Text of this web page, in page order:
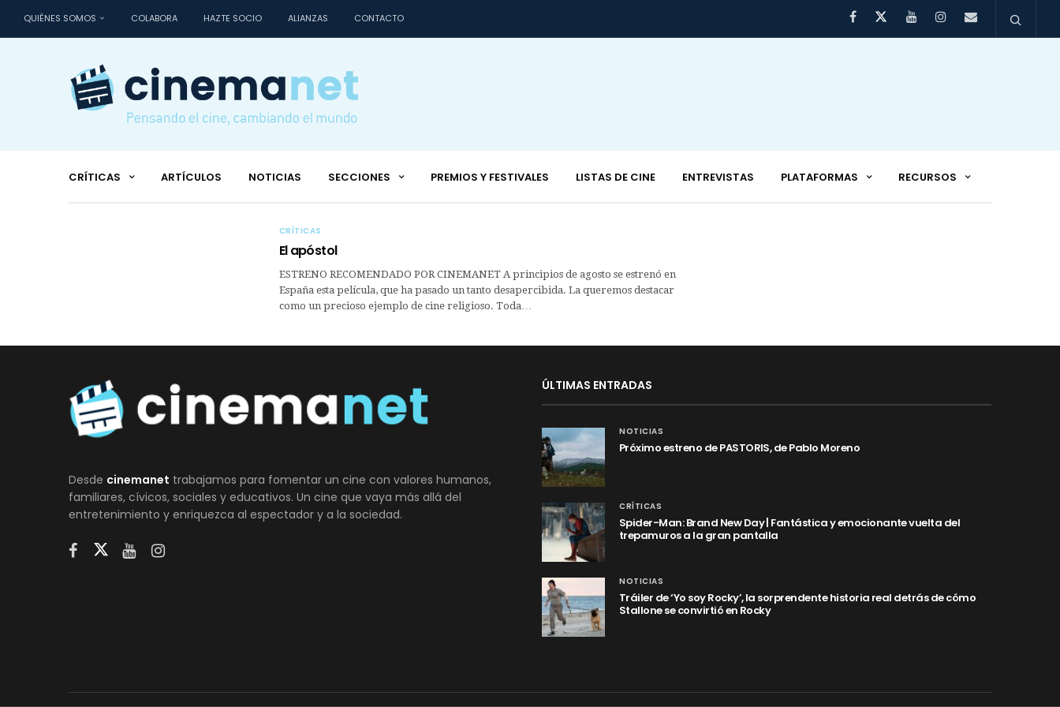
QUIÉNES SOMOS COLABORA HAZTE SOCIO ALIANZAS CONTACTO
CRÍTICAS ARTÍCULOS NOTICIAS SECCIONES PREMIOS Y FESTIVALES LISTAS DE CINE ENTREVISTAS PLATAFORMAS RECURSOS
CRÍTICAS
El apóstol
ESTRENO RECOMENDADO POR CINEMANET A principios de agosto se estrenó en
España esta película, que ha pasado un tanto desapercibida. La queremos destacar
como un precioso ejemplo de cine religioso. Toda…
Desde cinemanet trabajamos para fomentar un cine con valores humanos,
familiares, cívicos, sociales y educativos. Un cine que vaya más allá del
entretenimiento y enriquezca al espectador y a la sociedad.
ÚLTIMAS ENTRADAS
NOTICIAS
Próximo estreno de PASTORIS, de Pablo Moreno
CRÍTICAS
Spider-Man: Brand New Day | Fantástica y emocionante vuelta del
trepamuros a la gran pantalla
NOTICIAS
Tráiler de ‘Yo soy Rocky’, la sorprendente historia real detrás de cómo
Stallone se convirtió en Rocky